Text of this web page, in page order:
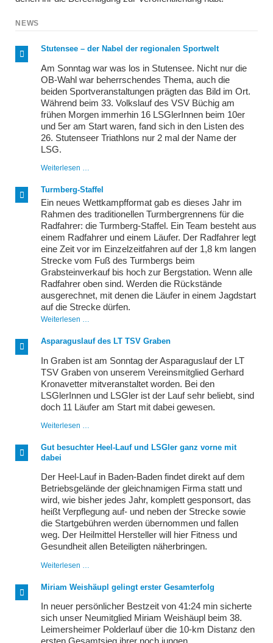
NEWS
Stutensee – der Nabel der regionalen Sportwelt
Am Sonntag war was los in Stutensee. Nicht nur die
OB-Wahl war beherrschendes Thema, auch die
beiden Sportveranstaltungen prägten das Bild im Ort.
Während beim 33. Volkslauf des VSV Büchig am
frühen Morgen immerhin 16 LSGlerInnen beim 10er
und 5er am Start waren, fand sich in den Listen des
26. Stutenseer Triathlons nur 2 mal der Name der
LSG.
Weiterlesen …
der
Nabel
der
regionalen
Sportwelt
Turmberg-Staffel
Ein neues Wettkampfformat gab es dieses Jahr im
Rahmen des traditionellen Turmbergrennens für die
Radfahrer: die Turmberg-Staffel. Ein Team besteht aus
einem Radfahrer und einem Läufer. Der Radfahrer legt
eine Zeit vor im Einzelzeitfahren auf der 1,8 km langen
Strecke vom Fuß des Turmbergs beim
Grabsteinverkauf bis hoch zur Bergstation. Wenn alle
Radfahrer oben sind. Werden die Rückstände
ausgerechnet, mit denen die Läufer in einem Jagdstart
auf die Strecke dürfen.
Weiterlesen …
Asparaguslauf des LT TSV Graben
In Graben ist am Sonntag der Asparaguslauf der LT
TSV Graben von unserem Vereinsmitglied Gerhard
Kronavetter mitveranstaltet worden. Bei den
LSGlerInnen und LSGler ist der Lauf sehr beliebt, sind
doch 11 Läufer am Start mit dabei gewesen.
Weiterlesen …
LT
TSV
Gut besuchter Heel-Lauf und LSGler ganz vorne mit
dabei
Der Heel-Lauf in Baden-Baden findet direkt auf dem
Betriebsgelände der gleichnamigen Firma statt und
wird, wie bisher jedes Jahr, komplett gesponsort, das
heißt Verpflegung auf- und neben der Strecke sowie
die Startgebühren werden übernommen und fallen
weg. Der Heilmittel Hersteller will hier Fitness und
Gesundheit allen Beteiligten näherbringen.
Weiterlesen …
Heel-
Lauf
und
LSGler
ganz
vorne
mit
Miriam Weishäupl gelingt erster Gesamterfolg
In neuer persönlicher Bestzeit von 41:24 min sicherte
sich unser Neumitglied Miriam Weishäupl beim 38.
Leimersheimer Polderlauf über die 10-km Distanz den
ersten Gesamtsieg ihrer noch jungen